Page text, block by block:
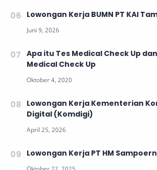
Lowongan Kerja BUMN PT KAI
Apa itu Tes Medical Check Up
Medical Check Up
Lowongan Kerja Kementerian
Digital (Komdigi)
Lowongan Kerja PT HM